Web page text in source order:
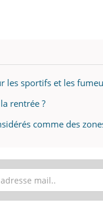
les sportifs et les
rentrée ?
comme des